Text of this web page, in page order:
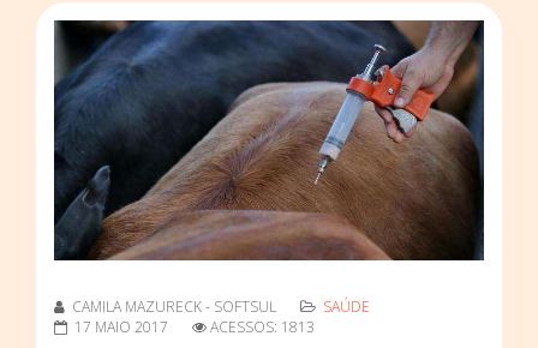
CAMILA MAZURECK - SOFTSUL
SAÚDE
17 MAIO 2017
ACESSOS: 1813